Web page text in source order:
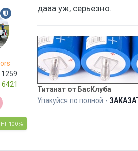
6421
100%
дааа уж, серьезно.
Титанат от БасКлуба
Упакуйся по полной -